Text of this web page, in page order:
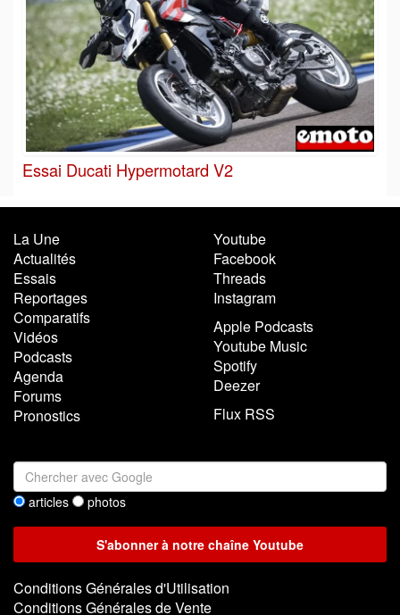
Essai Ducati Hypermotard V2
La Une
Actualités
Essais
Reportages
Comparatifs
Vidéos
Podcasts
Agenda
Forums
Pronostics
Youtube
Facebook
Threads
Instagram
Apple Podcasts
Youtube Music
Spotify
Deezer
Flux RSS
articles photos
Conditions Générales d'Utilisation
Conditions Générales de Vente